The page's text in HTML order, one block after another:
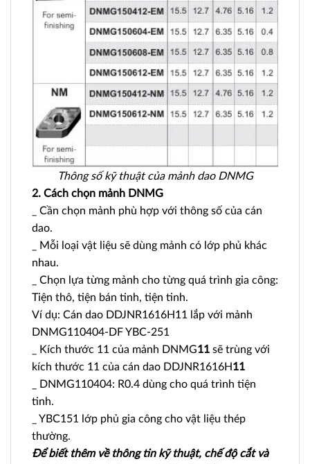
Thông số kỹ thuật của mảnh dao DNMG
2. Cách chọn mảnh DNMG
_ Cần chọn mảnh phù hợp với thông số của cán
dao.
_ Mỗi loại vật liệu sẽ dùng mảnh có lớp phủ khác
nhau.
_ Chọn lựa từng mảnh cho từng quá trình gia công:
Tiện thô, tiện bán tinh, tiện tinh.
Ví dụ: Cán dao DDJNR1616H11 lắp với mảnh
DNMG110404-DF YBC-251
_ Kích thước 11 của mảnh DNMG11 sẽ trùng với
kích thước 11 của cán dao DDJNR1616H11
_ DNMG110404: R0.4 dùng cho quá trình tiện
tinh.
_ YBC151 lớp phủ gia công cho vật liệu thép
thường.
Để biết thêm về thông tin kỹ thuật, chế độ cắt và